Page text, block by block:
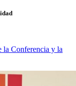
la Conferencia y la